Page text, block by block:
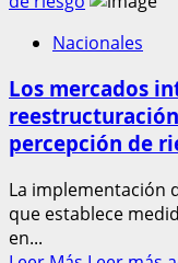
Nacionales
Los mercados
percepción de
La implementación
que establece
en...